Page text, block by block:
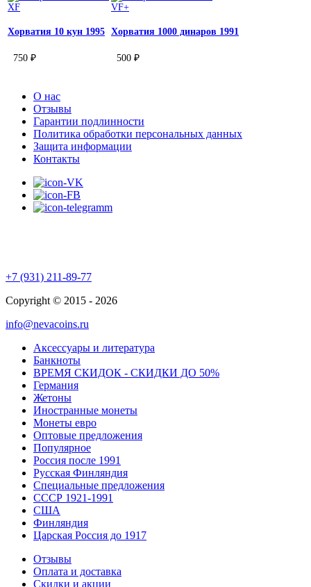
XF
Хорватия 10 кун 1995
750 ₽
VF+
Хорватия 1000 динаров 1991
500 ₽
О нас
Отзывы
Гарантии подлинности
Политика обработки персональных данных
Защита информации
Контакты
+7 (931) 211-89-77
Copyright © 2015 - 2026
info@nevacoins.ru
Аксессуары и литература
Банкноты
ВРЕМЯ СКИДОК - СКИДКИ ДО 50%
Германия
Жетоны
Иностранные монеты
Монеты евро
Оптовые предложения
Популярное
Россия после 1991
Русская Финляндия
Специальные предложения
СССР 1921-1991
США
Финляндия
Царская Россия до 1917
Отзывы
Оплата и доставка
Скидки и акции